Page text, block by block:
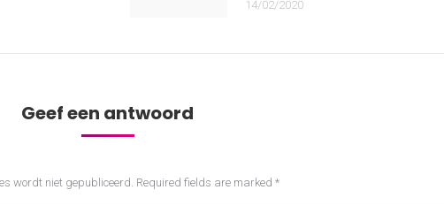
14/02/2020
Geef een antwoord
wordt niet gepubliceerd. Required fields are marked *